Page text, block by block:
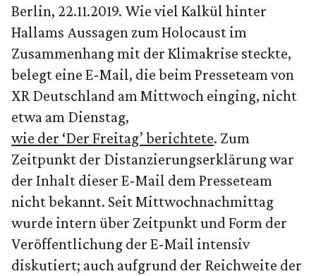
Berlin, 22.11.2019. Wie viel Kalkül hinter
Hallams Aussagen zum Holocaust im
Zusammenhang mit der Klimakrise steckte,
belegt eine E-Mail, die beim Presseteam von
XR Deutschland am Mittwoch einging, nicht
etwa am Dienstag,
wie der ‘Der Freitag’ berichtete. Zum
Zeitpunkt der Distanzierungserklärung war
der Inhalt dieser E-Mail dem Presseteam
nicht bekannt. Seit Mittwochnachmittag
wurde intern über Zeitpunkt und Form der
Veröffentlichung der E-Mail intensiv
diskutiert; auch aufgrund der Reichweite der